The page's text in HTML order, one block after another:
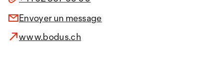
Envoyer un message
www.bodus.ch